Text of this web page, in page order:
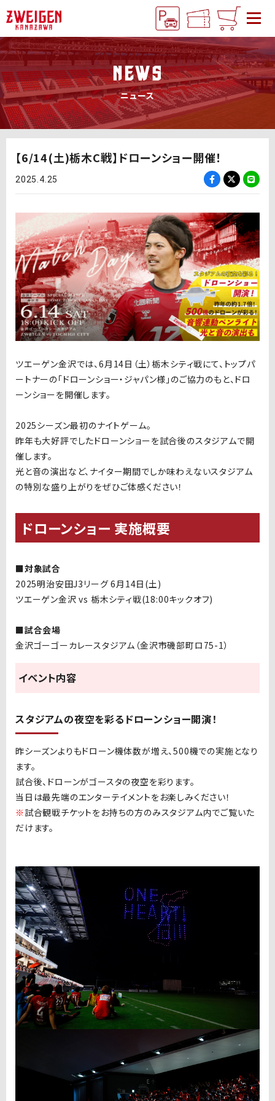
NEWS
ニュース
【6/14(土)栃木C戦】ドローンショー開催！
2025.4.25
ツエーゲン金沢では、6月14日（土）栃木シティ戦にて、トップパ
ートナーの「ドローンショー・ジャパン様」のご協力のもと、ドロ
ーンショーを開催します。
2025シーズン最初のナイトゲーム。
昨年も大好評でしたドローンショーを試合後のスタジアムで開
催します。
光と音の演出など、ナイター期間でしか味わえないスタジアム
の特別な盛り上がりをぜひご体感ください！
ドローンショー 実施概要
■対象試合
2025明治安田J3リーグ 6月14日(土)
ツエーゲン金沢 vs 栃木シティ戦(18:00キックオフ)
■試合会場
金沢ゴーゴーカレースタジアム（金沢市磯部町ロ75-1）
イベント内容
スタジアムの夜空を彩るドローンショー開演！
昨シーズンよりもドローン機体数が増え、500機での実施となり
ます。
試合後、ドローンがゴースタの夜空を彩ります。
当日は最先端のエンターテイメントをお楽しみください！
※ 試合観戦チケットをお持ちの方のみスタジアム内でご覧いた
だけます。